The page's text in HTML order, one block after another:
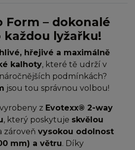
Form – dokonalé
lyžařku!
hřejivé a maximálně
kalhoty, které tě udrží v
podmínkách?
jsou tou správnou volbou!
z Evotexx® 2-way
, který poskytuje skvělou
zároveň vysokou odolnost
mm) a větru. Díky